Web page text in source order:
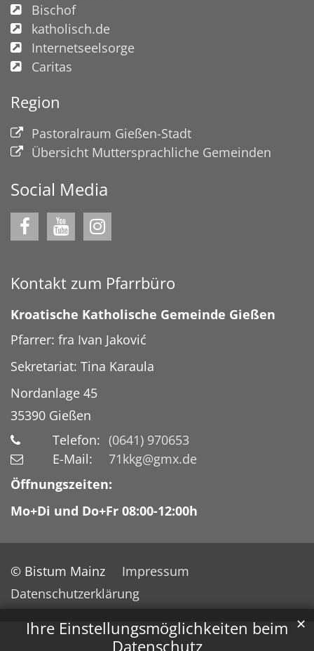
Ihre Einstellungsmöglichkeiten beim
Datenschutz
✕
Bischof
katholisch.de
Internetseelsorge
Caritas
Region
Pastoralraum Gießen-Stadt
Übersicht Muttersprachliche Gemeinden
Social Media
Kontakt zum Pfarrbüro
Kroatische Katholische Gemeinde Gießen
Pfarrer: fra Ivan Jaković
Sekretariat: Tina Karaula
Nordanlage 45
35390 Gießen
Telefon: (0641) 970653
E-Mail:
71kkg@gmx.de
Öffnungszeiten:
Mo+Di und Do+Fr 08:00-12:00h
© Bistum Mainz
Impressum
Datenschutzerklärung